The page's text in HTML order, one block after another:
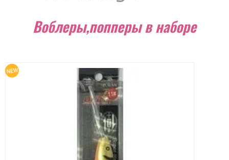
Воблеры,попперы в наборе